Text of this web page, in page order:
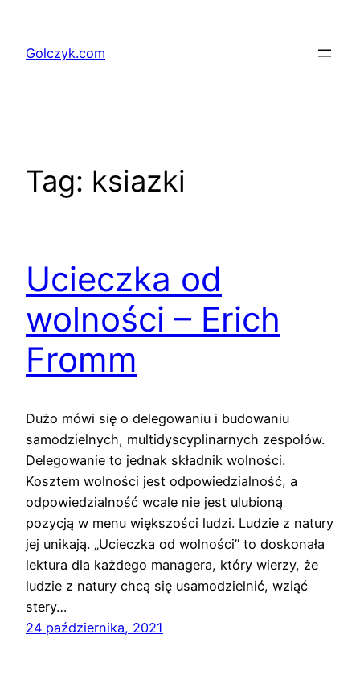
treściGolczyk.com
Tag: ksiazki
Ucieczka od
wolności – Erich
Fromm
Dużo mówi się o delegowaniu i budowaniu
samodzielnych, multidyscyplinarnych zespołów.
Delegowanie to jednak składnik wolności.
Kosztem wolności jest odpowiedzialność, a
odpowiedzialność wcale nie jest ulubioną
pozycją w menu większości ludzi. Ludzie z natury
jej unikają. „Ucieczka od wolności” to doskonała
lektura dla każdego managera, który wierzy, że
ludzie z natury chcą się usamodzielnić, wziąć
stery…
24 października, 2021